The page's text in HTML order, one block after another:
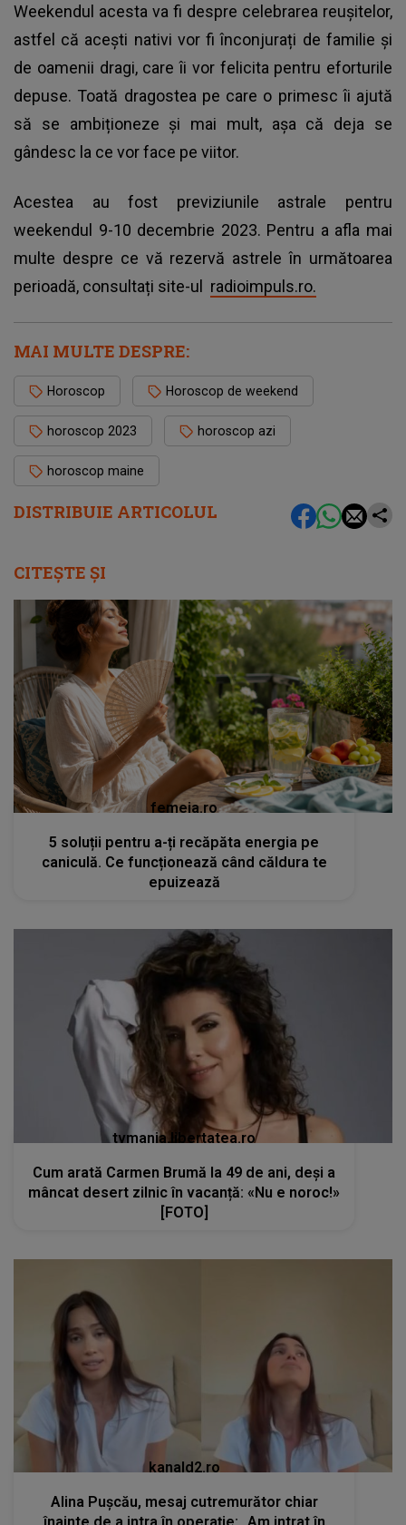
DISTRIBUIE ARTICOLUL
Weekendul acesta va fi despre celebrarea reușitelor,
astfel că acești nativi vor fi înconjurați de familie și
de oamenii dragi, care îi vor felicita pentru eforturile
depuse. Toată dragostea pe care o primesc îi ajută
să se ambiționeze și mai mult, așa că deja se
gândesc la ce vor face pe viitor.
Acestea au fost previziunile astrale pentru
weekendul 9-10 decembrie 2023. Pentru a afla mai
multe despre ce vă rezervă astrele în următoarea
perioadă, consultați site-ul radioimpuls.ro.
MAI MULTE DESPRE:
Horoscop Horoscop de weekend
horoscop 2023 horoscop azi
horoscop maine
CITEȘTE ȘI
femeia.ro
5 soluții pentru a-ți recăpăta energia pe
caniculă. Ce funcționează când căldura te
epuizează
tvmania.libertatea.ro
Cum arată Carmen Brumă la 49 de ani, deși a
mâncat desert zilnic în vacanță: «Nu e noroc!»
[FOTO]
kanald2.ro
Alina Pușcău, mesaj cutremurător chiar